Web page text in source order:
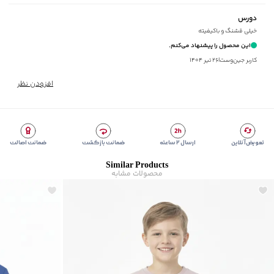
سایر توضیحات
پایین لباس کشباف
برند
جین وست
زیر گروه
دورس
دورس
خیلی قشنگ و باکیفیته
این محصول را پیشنهاد می‌کنم.
کاربر جین‌وست|۲۶ تیر ۱۴۰۴
افزودن نظر
تعویض آنلاین ارسال ۲ ساعته ضمانت بازگشت ضمانت اصالت
Similar Products
محصولات مشابه